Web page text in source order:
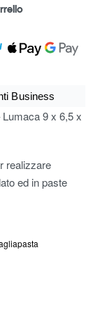
Business
9 x 6,5 x
realizzare
ed in paste